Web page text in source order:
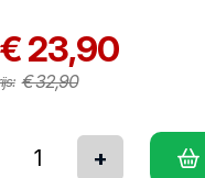
23,90
€ 32,90
+